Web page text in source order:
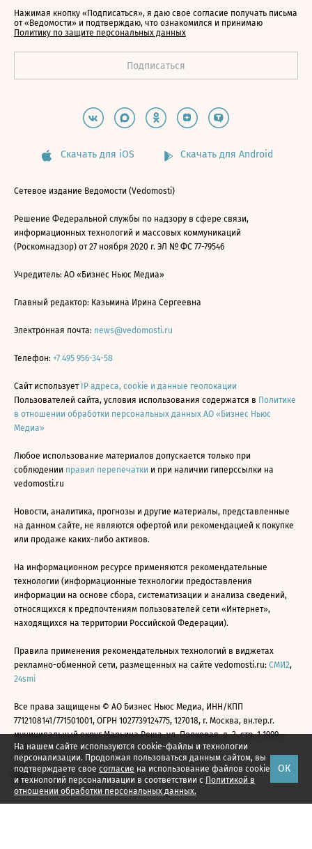
На нашем сайте используются cookie-файлы и технологии
персонализации. Продолжая пользоваться данным сайтом, вы
подтверждаете свое согласие на использование файлов cookie
и технологий персонализации в соответствии с Политикой в
отношении обработки персональных данных.
ОК
Нажимая кнопку «Подписаться», я даю свое согласие получать письма
от «Ведомости» и подтверждаю, что ознакомился и принимаю
Политику по защите персональных данных
Скачать для iOS Скачать для Android
Сетевое издание Ведомости (Vedomosti)
Решение Федеральной службы по надзору в сфере связи,
информационных технологий и массовых коммуникаций
(Роскомнадзор) от 27 ноября 2020 г. ЭЛ № ФС 77-79546
Учредитель: АО «Бизнес Ньюс Медиа»
Главный редактор: Казьмина Ирина Сергеевна
Электронная почта: news@vedomosti.ru
Телефон: +7 495 956-34-58
Сайт использует IP адреса, cookie и данные геолокации
Пользователей сайта, условия использования содержатся в Политике
в отношении обработки персональных данных АО «Бизнес Ньюс
Медиа»
Любое использование материалов допускается только при
соблюдении правил перепечатки и при наличии гиперссылки на
vedomosti.ru
Новости, аналитика, прогнозы и другие материалы, представленные
на данном сайте, не являются офертой или рекомендацией к покупке
или продаже каких-либо активов.
На информационном ресурсе применяются рекомендательные
технологии (информационные технологии предоставления
информации на основе сбора, систематизации и анализа сведений,
относящихся к предпочтениям пользователей сети «Интернет»,
находящихся на территории Российской Федерации).
Правила применения рекомендательных технологий в виджетах
рекламно-обменной сети, размещенных на сайте vedomosti.ru: СМИ2,
24smi
Все права защищены © АО Бизнес Ньюс Медиа, ИНН/КПП
7712108141/771501001, ОГРН 1027739124775, 127018, г. Москва, вн.тер.г.
муниципальный округ Марьина Роща, ул. Полковая, д. 3, стр. 1 1999—
2026